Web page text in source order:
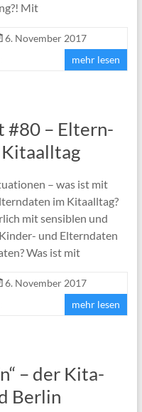
Mit
6. November 2017
mehr lesen
#80 – Eltern-
– was ist mit
im Kitaalltag?
mit sensiblen und
und Elterndaten
Was ist mit
6. November 2017
mehr lesen
– der Kita-
Berlin